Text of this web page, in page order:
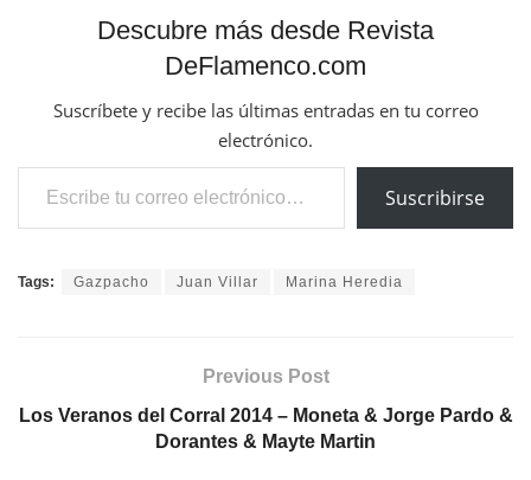
Descubre más desde Revista
DeFlamenco.com
Suscríbete y recibe las últimas entradas en tu correo
electrónico.
Escribe tu correo electrónico…
Suscribirse
Tags: Gazpacho Juan Villar Marina Heredia
Previous Post
Los Veranos del Corral 2014 – Moneta & Jorge Pardo &
Dorantes & Mayte Martin